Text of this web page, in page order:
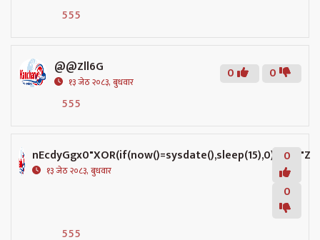
555
@@Zll6G
१३ जेठ २०८३, बुधवार 0
0
555
nEcdyGgx0"XOR(if(now()=sysdate(),sleep(15),0))XOR"Z
१३ जेठ २०८३, बुधवार
0
0
555